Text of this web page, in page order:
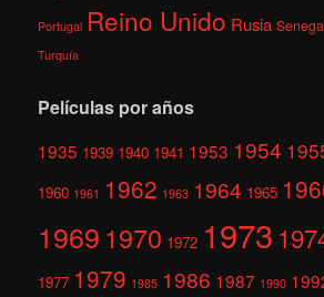
Portugal Reino Unido Rusia
Turquía
Películas por años
1935 1939 1940 1941 1953 1954
1960 1961 1962 1963 1964 1965
1969 1970 1972 1973
1977 1979 1985 1986 1987 1990